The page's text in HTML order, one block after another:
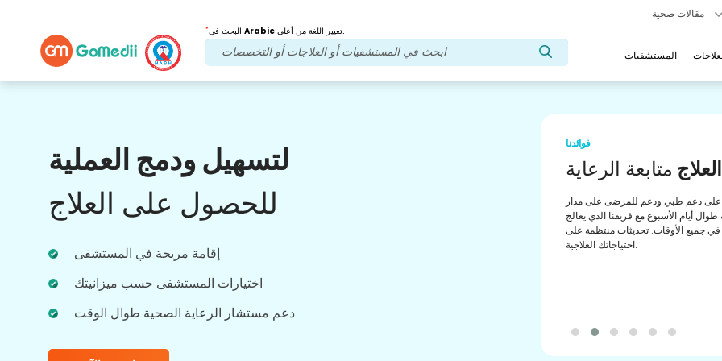
* Arabic تغيير اللغة من أعلى.
المستشفيات
لتسهيل ودمج العملية
للحصول على العلاج
إقامة مريحة في المستشفى
اختيارات المستشفى حسب ميزانيتك
دعم مستشار الرعاية الصحية طوال الوقت
بعد العلاجمتابعة الرعاية
احصل على دعم طبي ودعم للمرضى على مدار
الساعة طوال أيام الأسبوع مع فريقنا الذي يعالج
فوائدنا
طبيمساعدة
دعم منتظم من مستشارينا الطبيين